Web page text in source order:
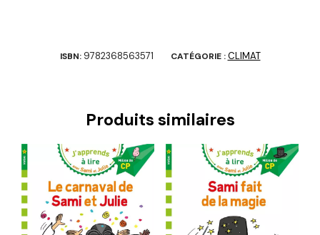
ISBN: 9782368563571 CATÉGORIE :CLIMAT
Produits similaires